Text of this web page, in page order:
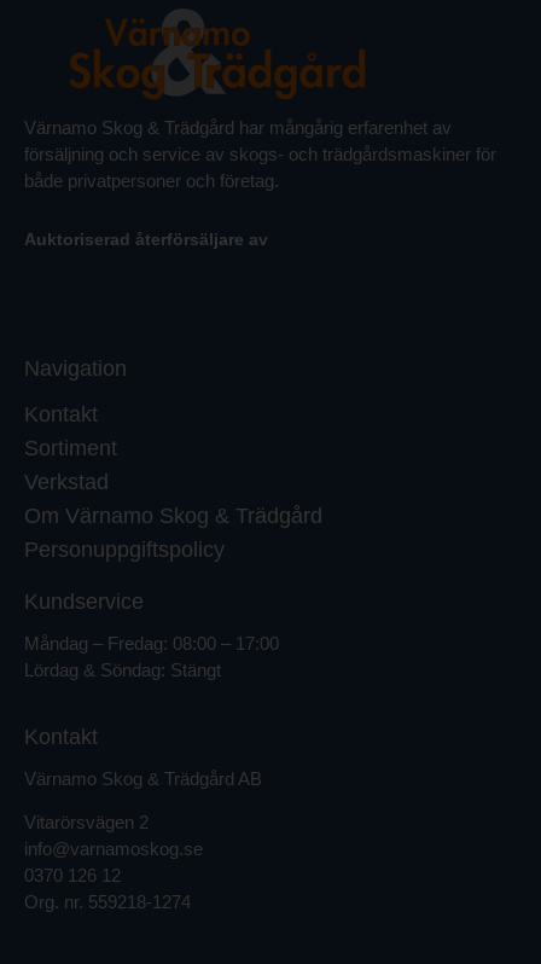
Värnamo Skog & Trädgård har mångårig erfarenhet av
försäljning och service av skogs- och trädgårdsmaskiner för
både privatpersoner och företag.
Auktoriserad återförsäljare av
Navigation
Kontakt
Sortiment
Verkstad
Om Värnamo Skog & Trädgård
Personuppgiftspolicy
Kundservice
Måndag – Fredag: 08:00 – 17:00
Lördag & Söndag: Stängt
Kontakt
Värnamo Skog & Trädgård AB
Vitarörsvägen 2
info@varnamoskog.se
0370 126 12
Org. nr. 559218-1274